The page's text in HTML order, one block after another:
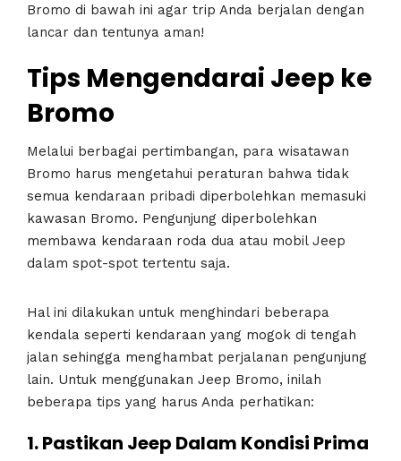
Bromo di bawah ini agar trip Anda berjalan dengan
lancar dan tentunya aman!
Tips Mengendarai Jeep ke
Bromo
Melalui berbagai pertimbangan, para wisatawan
Bromo harus mengetahui peraturan bahwa tidak
semua kendaraan pribadi diperbolehkan memasuki
kawasan Bromo. Pengunjung diperbolehkan
membawa kendaraan roda dua atau mobil Jeep
dalam spot-spot tertentu saja.
Hal ini dilakukan untuk menghindari beberapa
kendala seperti kendaraan yang mogok di tengah
jalan sehingga menghambat perjalanan pengunjung
lain. Untuk menggunakan Jeep Bromo, inilah
beberapa tips yang harus Anda perhatikan:
1.Pastikan Jeep Dalam Kondisi Prima